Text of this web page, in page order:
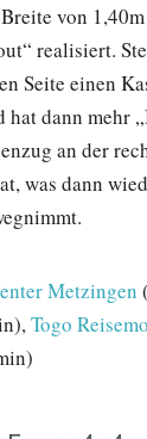
von
realisiert.
Seite einen
hat dann mehr
an der
was dann
Metzingen
Togo